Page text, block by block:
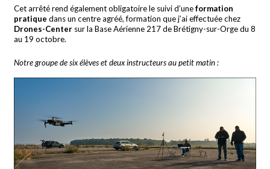
Cet arrêté rend également obligatoire le suivi d’uneformation
pratique dans un centre agréé, formation que j’ai effectuée chez
Drones-Center sur la Base Aérienne 217 de Brétigny-sur-Orge du 8
au 19 octobre.
Notre groupe de six élèves et deux instructeurs au petit matin :